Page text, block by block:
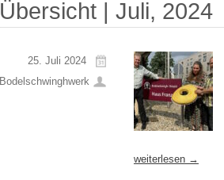
Übersicht | Juli, 2024
25. Juli 2024
Bodelschwinghwerk
weiterlesen →